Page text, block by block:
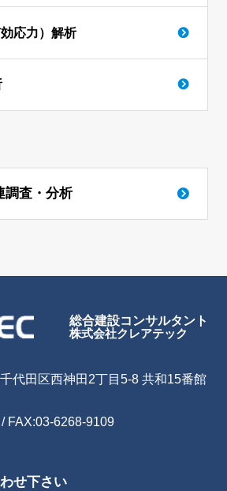
応力）解析
調査・分析
総合建設コンサルタント
株式会社クレアテック
代田区西神田2丁目5-8 共和15番館
FAX:03-6268-9109
せ下さい